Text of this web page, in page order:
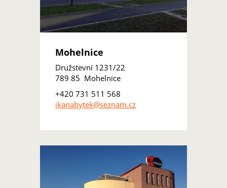
Mohelnice
Družstevní 1231/22
789 85 Mohelnice
+420 731 511 568
ikanabytek@seznam.cz